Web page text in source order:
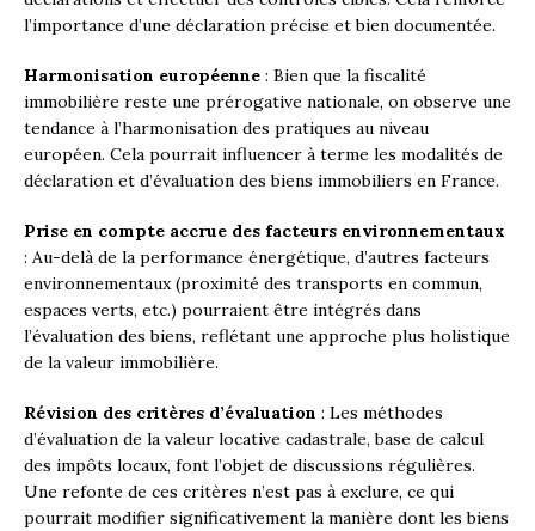
l’importance d’une déclaration précise et bien documentée.
Harmonisation européenne : Bien que la fiscalité
immobilière reste une prérogative nationale, on observe une
tendance à l’harmonisation des pratiques au niveau
européen. Cela pourrait influencer à terme les modalités de
déclaration et d’évaluation des biens immobiliers en France.
Prise en compte accrue des facteurs environnementaux
: Au-delà de la performance énergétique, d’autres facteurs
environnementaux (proximité des transports en commun,
espaces verts, etc.) pourraient être intégrés dans
l’évaluation des biens, reflétant une approche plus holistique
de la valeur immobilière.
Révision des critères d’évaluation : Les méthodes
d’évaluation de la valeur locative cadastrale, base de calcul
des impôts locaux, font l’objet de discussions régulières.
Une refonte de ces critères n’est pas à exclure, ce qui
pourrait modifier significativement la manière dont les biens